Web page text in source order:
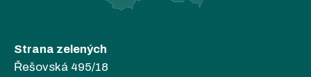
Strana zelených
Řešovská 495/18